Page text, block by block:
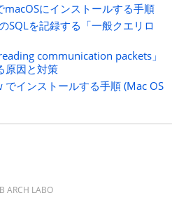
にインストールする手順
SQLを記録する「一般クエリロ
communication packets」
原因と対策
インストールする手順 (Mac OS
ARCH LABO